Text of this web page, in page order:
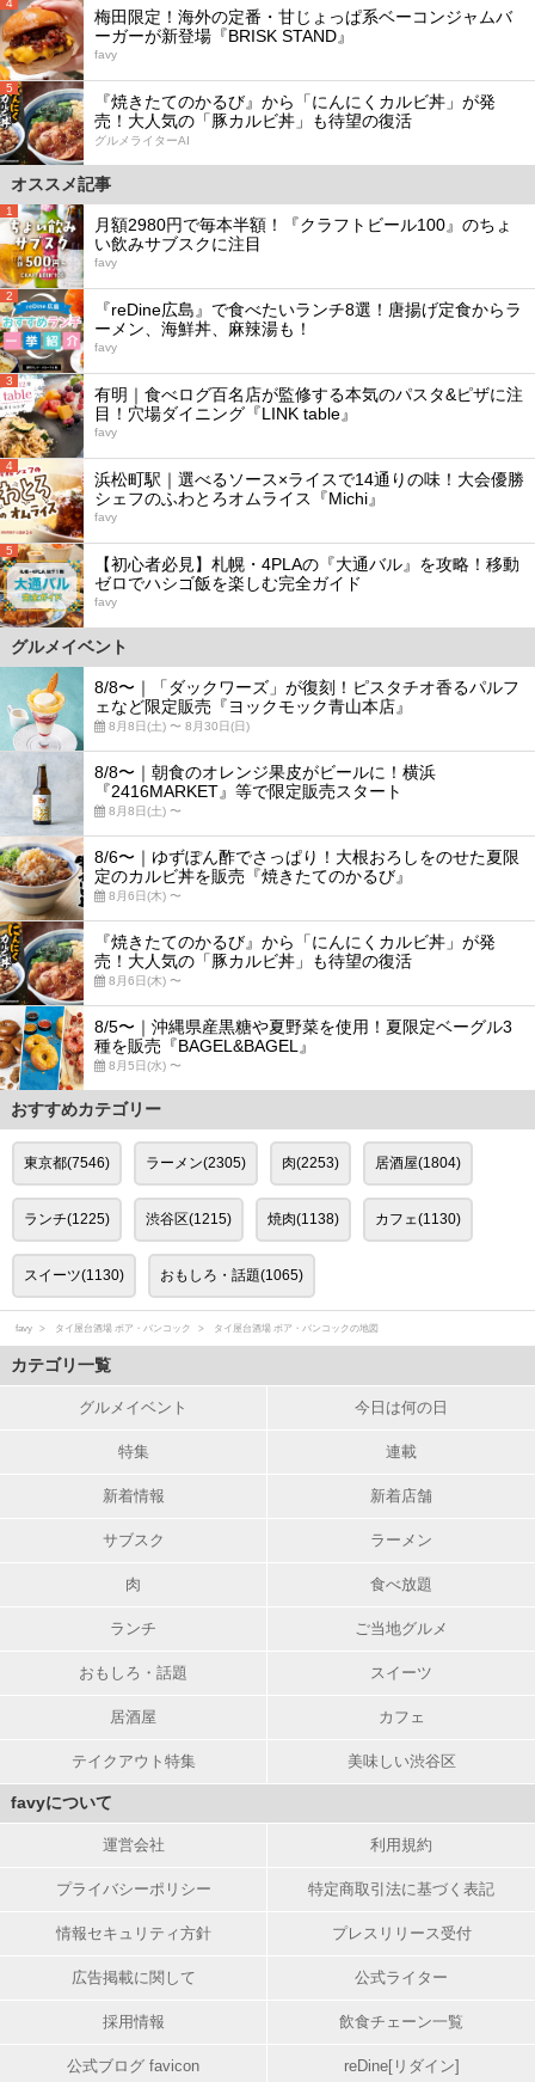
4
梅田限定！海外の定番・甘じょっぱ系ベーコンジャムバ
ーガーが新登場『BRISK STAND』
favy
5
『焼きたてのかるび』から「にんにくカルビ丼」が発
売！大人気の「豚カルビ丼」も待望の復活
グルメライターAI
オススメ記事
1
月額2980円で毎本半額！『クラフトビール100』のちょ
い飲みサブスクに注目
favy
2
『reDine広島』で食べたいランチ8選！唐揚げ定食からラ
ーメン、海鮮丼、麻辣湯も！
favy
3
有明｜食べログ百名店が監修する本気のパスタ&ピザに注
目！穴場ダイニング『LINK table』
favy
4
浜松町駅｜選べるソース×ライスで14通りの味！大会優勝
シェフのふわとろオムライス『Michi』
favy
5
【初心者必見】札幌・4PLAの『大通バル』を攻略！移動
ゼロでハシゴ飯を楽しむ完全ガイド
favy
グルメイベント
8/8〜｜「ダックワーズ」が復刻！ピスタチオ香るパルフ
ェなど限定販売『ヨックモック青山本店』
8月8日(土) 〜 8月30日(日)
8/8〜｜朝食のオレンジ果皮がビールに！横浜
『2416MARKET』等で限定販売スタート
8月8日(土) 〜
8/6〜｜ゆずぽん酢でさっぱり！大根おろしをのせた夏限
定のカルビ丼を販売『焼きたてのかるび』
8月6日(木) 〜
『焼きたてのかるび』から「にんにくカルビ丼」が発
売！大人気の「豚カルビ丼」も待望の復活
8月6日(木) 〜
8/5〜｜沖縄県産黒糖や夏野菜を使用！夏限定ベーグル3
種を販売『BAGEL&BAGEL』
8月5日(水) 〜
おすすめカテゴリー
東京都(7546) ラーメン(2305) 肉(2253) 居酒屋(1804)
ランチ(1225) 渋谷区(1215) 焼肉(1138) カフェ(1130)
スイーツ(1130) おもしろ・話題(1065)
favy タイ屋台酒場 ボア・バンコック タイ屋台酒場 ボア・バンコックの地図
カテゴリ一覧
グルメイベント 今日は何の日
特集 連載
新着情報 新着店舗
サブスク ラーメン
肉 食べ放題
ランチ ご当地グルメ
おもしろ・話題 スイーツ
居酒屋 カフェ
テイクアウト特集 美味しい渋谷区
favyについて
運営会社 利用規約
プライバシーポリシー 特定商取引法に基づく表記
情報セキュリティ方針 プレスリリース受付
広告掲載に関して 公式ライター
採用情報 飲食チェーン一覧
公式ブログ favicon reDine[リダイン]